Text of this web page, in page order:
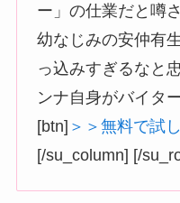
ー」の仕業だと噂
幼なじみの安仲有
っ込みすぎるなと
ンナ自身がバイタ
[btn] ＞＞無料で試
[/su_column] [/